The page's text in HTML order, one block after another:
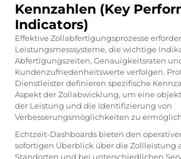
Kennzahlen (Key
Indicators)
Effektive Zollabfertigungsprozesse
Leistungsmesssysteme, die wichtige
Abfertigungszeiten, Genauigkeitsraten
Kundenzufriedenheitswerte verfolgen.
Dienstleister definieren spezifische
Aspekt der Zollabwicklung, um eine
der Leistung und die Identifizierung von
Verbesserungsmöglichkeiten zu
Echtzeit-Dashboards bieten den
sofortigen Überblick über die Zollleistung
Standorten und bei unterschiedlichen